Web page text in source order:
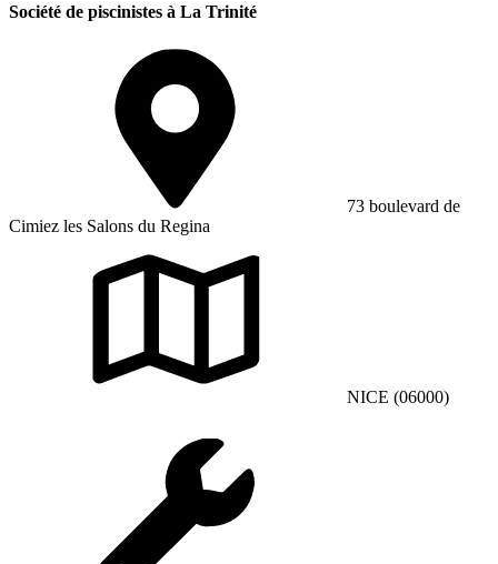
Société de piscinistes à La Trinité
73 boulevard de
Cimiez les Salons du Regina
NICE (06000)